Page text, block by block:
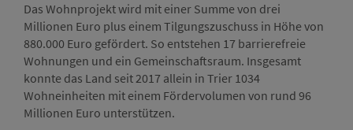
Das Wohnprojekt wird mit einer Summe von drei
Millionen Euro plus einem Tilgungszuschuss in Höhe von
880.000 Euro gefördert. So entstehen 17 barrierefreie
Wohnungen und ein Gemeinschaftsraum. Insgesamt
konnte das Land seit 2017 allein in Trier 1034
Wohneinheiten mit einem Fördervolumen von rund 96
Millionen Euro unterstützen.